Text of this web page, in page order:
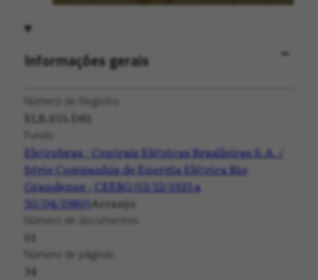
Informações gerais
Número de Registro
ELB.S55.D81
Fundo
Eletrobras - Centrais Elétricas Brasileiras S.A. /
Série Companhia de Energia Elétrica Rio
Grandense - CEERG (12/12/1923 a
30/04/1980)Arranjo
Número de documentos
01
Número de páginas
34